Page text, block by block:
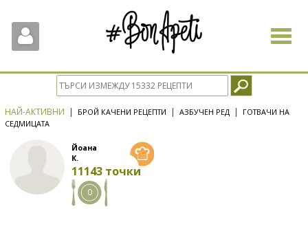
Toggle
НАЙ-АКТИВНИ | БРОЙ КАЧЕНИ РЕЦЕПТИ | АЗБУЧЕН РЕД |
ГОТВАЧИ НА
СЕДМИЦАТА
Йоана
К.
11143 точки
0